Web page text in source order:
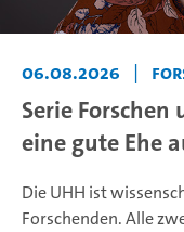
06.08.2026
Serie
eine gute Ehe
Die UHH ist
Forschenden. Alle